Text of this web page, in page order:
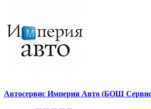
Автосервис Империя Авто (БОШ